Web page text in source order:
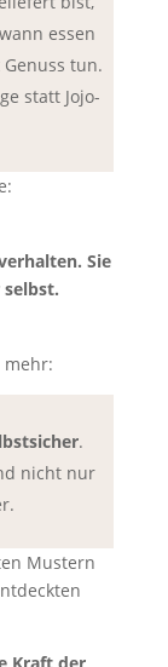
essen
tun.
statt Jojo-
Sie
mehr:
.
nicht nur
Mustern